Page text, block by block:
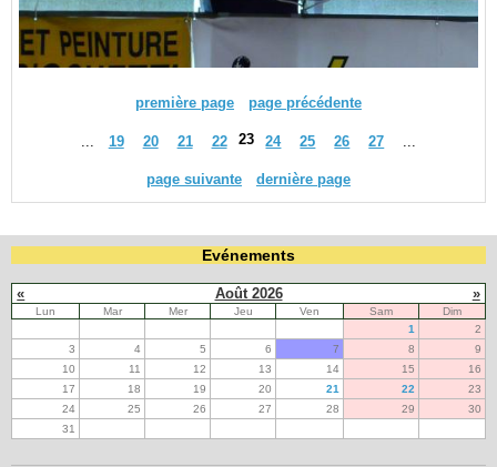
première page page précédente
19 20 21 22 23 24 25 26 27
page suivante dernière page
Evénements
« Août 2026 »
Lun Mar Mer Jeu Ven Sam
Dim
1
2
3
4 5 6 7 8
9
10
11 12 13 14 15
16
17
18 19 20 21 22
23
24
25 26 27 28 29
30
31